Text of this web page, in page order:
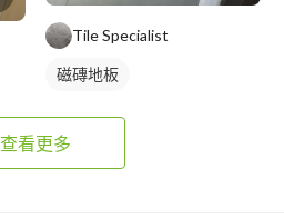
Tile Specialist
磁磚地板
查看更多